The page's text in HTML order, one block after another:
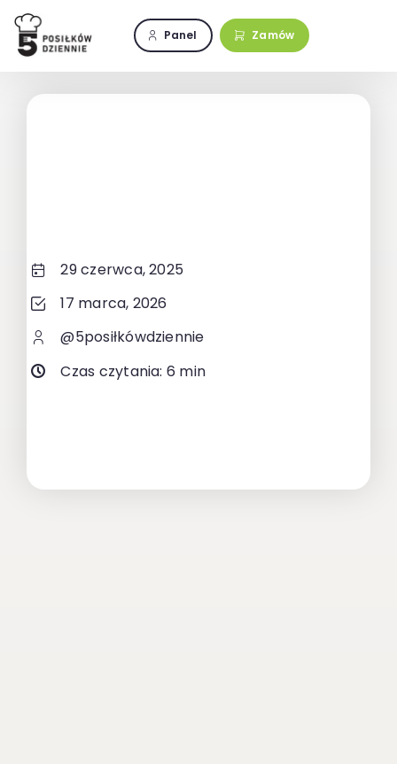
Przejdź
zawartości
Panel Zamów
29 czerwca, 2025
17 marca, 2026
@5posiłkówdziennie
Czas czytania: 6 min